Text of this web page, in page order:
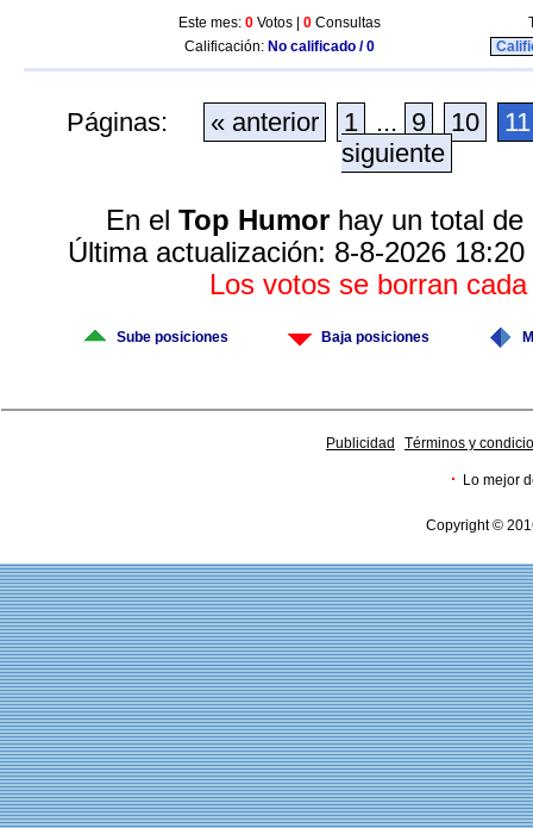
Este mes: 0 Votos | 0 Consultas
Calificación: No calificado / 0
Páginas: « anterior 1 ... 9 10
11
siguiente
En el Top Humor hay un total de
Última actualización: 8-8-2026
Los votos se borran
Sube posiciones Baja posiciones
Publicidad Términos y
· Lo mejor
Copyright ©